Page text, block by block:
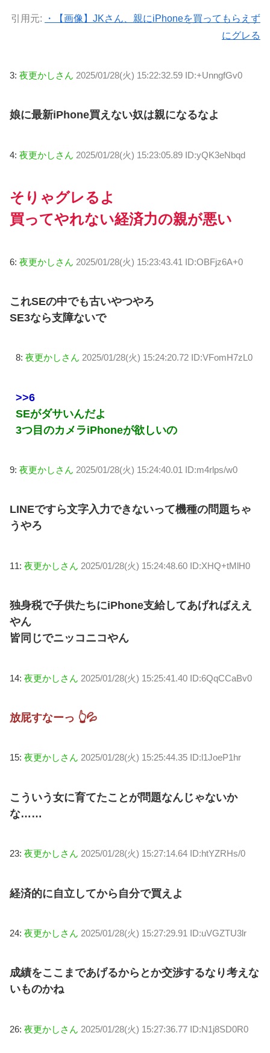
引用元:
・【画像】JKさん、親にiPhoneを買ってもらえず
にグレる
3: 夜更かしさん 2025/01/28(火) 15:22:32.59 ID:+UnngfGv0
娘に最新iPhone買えない奴は親になるなよ
4: 夜更かしさん 2025/01/28(火) 15:23:05.89 ID:yQK3eNbqd
そりゃグレるよ
買ってやれない経済力の親が悪い
6: 夜更かしさん 2025/01/28(火) 15:23:43.41 ID:OBFjz6A+0
これSEの中でも古いやつやろ
SE3なら支障ないで
8: 夜更かしさん 2025/01/28(火) 15:24:20.72 ID:VFomH7zL0
>>6
SEがダサいんだよ
3つ目のカメラiPhoneが欲しいの
9: 夜更かしさん 2025/01/28(火) 15:24:40.01 ID:m4rlps/w0
LINEですら文字入力できないって機種の問題ちゃ
うやろ
11: 夜更かしさん 2025/01/28(火) 15:24:48.60 ID:XHQ+tMlH0
独身税で子供たちにiPhone支給してあげればええ
やん
皆同じでニッコニコやん
14: 夜更かしさん 2025/01/28(火) 15:25:41.40 ID:6QqCCaBv0
放屁すなーっ 👆💦
15: 夜更かしさん 2025/01/28(火) 15:25:44.35 ID:l1JoeP1hr
こういう女に育てたことが問題なんじゃないか
な……
23: 夜更かしさん 2025/01/28(火) 15:27:14.64 ID:htYZRHs/0
経済的に自立してから自分で買えよ
24: 夜更かしさん 2025/01/28(火) 15:27:29.91 ID:uVGZTU3lr
成績をここまであげるからとか交渉するなり考えな
いものかね
26: 夜更かしさん 2025/01/28(火) 15:27:36.77 ID:N1j8SD0R0